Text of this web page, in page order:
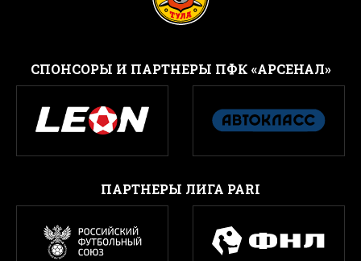
CПОНСОРЫ И ПАРТНЕРЫ ПФК «АРСЕНАЛ»
ПАРТНЕРЫ ЛИГА PARI